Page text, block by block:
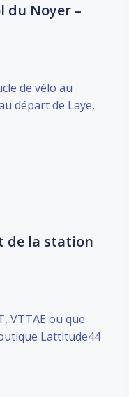
du Noyer –
de vélo au
départ de Laye,
de la station
VTTAE ou que
Lattitude44